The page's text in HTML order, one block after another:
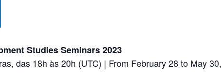
Studies Seminars 2023
das 18h às 20h (UTC) | From February 28 to May